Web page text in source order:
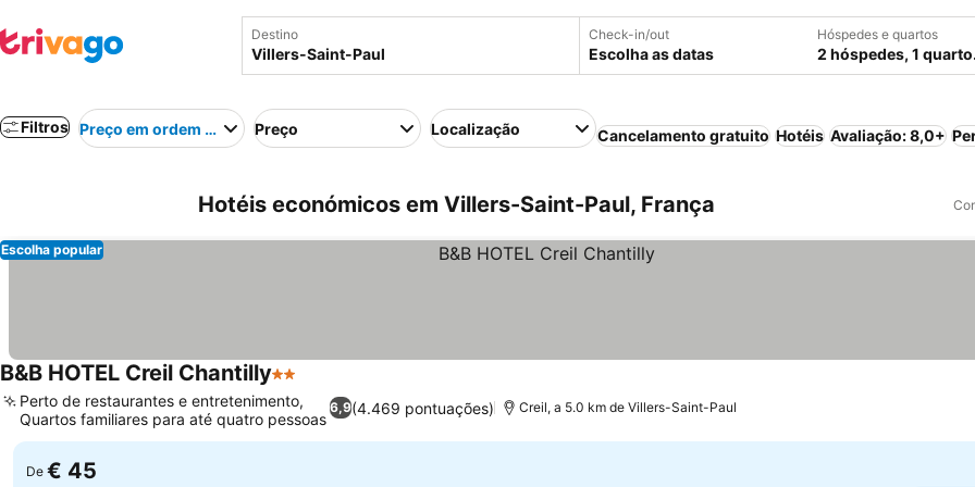
Destino Check-in/out
Escolha as datas
Hóspedes e quartos
2 hóspedes, 1 quarto.
Filtros Preço em ordem crescentePreço Localização Cancelamento gratuito Hotéis Avaliação: 8,0+
Hotéis económicos em Villers-Saint-Paul, França
Escolha popular
B&B HOTEL Creil Chantilly2 Estrelas
6,9(4.469 pontuações)
Perto de restaurantes e entretenimento,
Quartos familiares para até quatro pessoas
Creil, a 5.0 km de Villers-Saint-Paul
De € 45